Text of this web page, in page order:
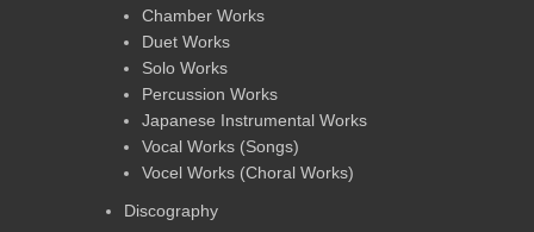
Chamber Works
Duet Works
Solo Works
Percussion Works
Japanese Instrumental Works
Vocal Works (Songs)
Vocel Works (Choral Works)
Discography